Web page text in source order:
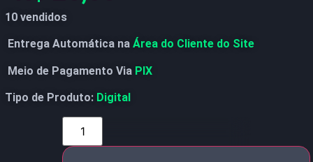
10 vendidos
Entrega Automática na Área do Cliente do Site
Meio de Pagamento Via PIX
Tipo de Produto: Digital